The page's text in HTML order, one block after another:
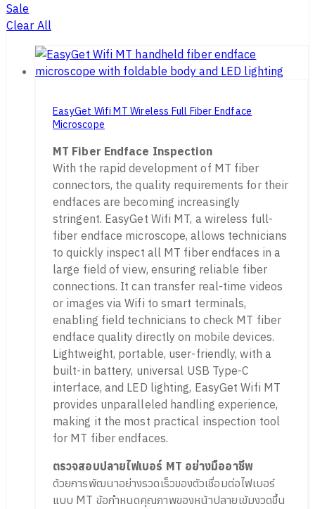
Sale
Clear All
EasyGet Wifi MT Wireless Full Fiber Endface
Microscope
MT Fiber Endface Inspection
With the rapid development of MT fiber
connectors, the quality requirements for their
endfaces are becoming increasingly
stringent. EasyGet Wifi MT, a wireless full-
fiber endface microscope, allows technicians
to quickly inspect all MT fiber endfaces in a
large field of view, ensuring reliable fiber
connections. It can transfer real-time videos
or images via Wifi to smart terminals,
enabling field technicians to check MT fiber
endface quality directly on mobile devices.
Lightweight, portable, user-friendly, with a
built-in battery, universal USB Type-C
interface, and LED lighting, EasyGet Wifi MT
provides unparalleled handling experience,
making it the most practical inspection tool
for MT fiber endfaces.
ตรวจสอบปลายไฟเบอร์ MT อย่างมืออาชีพ
ด้วยการพัฒนาอย่างรวดเร็วของตัวเชื่อมต่อไฟเบอร์
แบบ MT ข้อกำหนดคุณภาพของหน้าปลายเข้มงวดขึ้น